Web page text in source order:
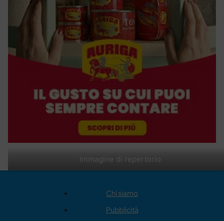
Immagine di repertorio
Chi siamo
Pubblicità